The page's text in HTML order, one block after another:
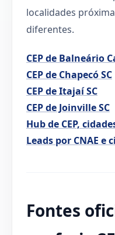
localidades
diferentes.
CEP de Balneário
CEP de Chapecó SC
CEP de Itajaí SC
CEP de Joinville SC
Hub de CEP,
Leads por CNAE e
Fontes